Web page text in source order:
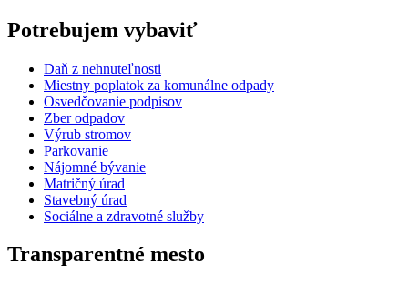
Potrebujem vybaviť
Daň z nehnuteľnosti
Miestny poplatok za komunálne odpady
Osvedčovanie podpisov
Zber odpadov
Výrub stromov
Parkovanie
Nájomné bývanie
Matričný úrad
Stavebný úrad
Sociálne a zdravotné služby
Transparentné mesto